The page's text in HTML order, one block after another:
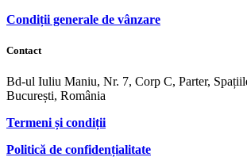
Condiții generale de vânzare
Contact
Bd-ul Iuliu Maniu, Nr. 7, Corp C, Parter,
București, România
Termeni și condiții
Politică de confidențialitate